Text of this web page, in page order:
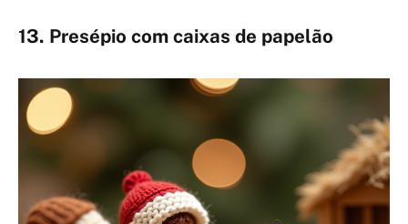
13. Presépio com caixas de papelão